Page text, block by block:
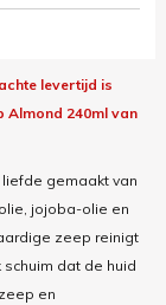
levertijd is
Almond 240ml van
liefde gemaakt van
jojoba-olie en
zeep reinigt
dat de huid
en